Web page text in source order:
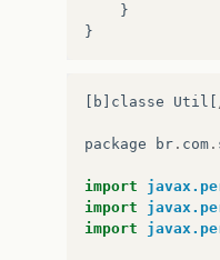
}
}
[ b ] classe Util [
package br . com .
import
import
import